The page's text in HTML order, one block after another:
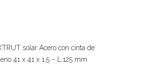
solar Acero con cinta de
41 x 41 x 1,5 – L.125 mm